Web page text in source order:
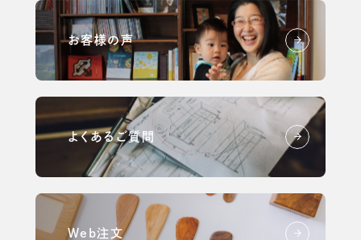
お客様の声
よくあるご質問
Web注文